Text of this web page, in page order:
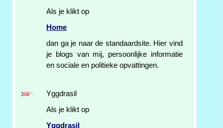
Als je klikt op
Home
dan ga je naar de standaardsite. Hier vind
je blogs van mij, persoonlijke informatie
en sociale en politieke opvattingen.
Yggdrasil
Als je klikt op
Yggdrasil